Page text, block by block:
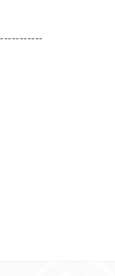
-------